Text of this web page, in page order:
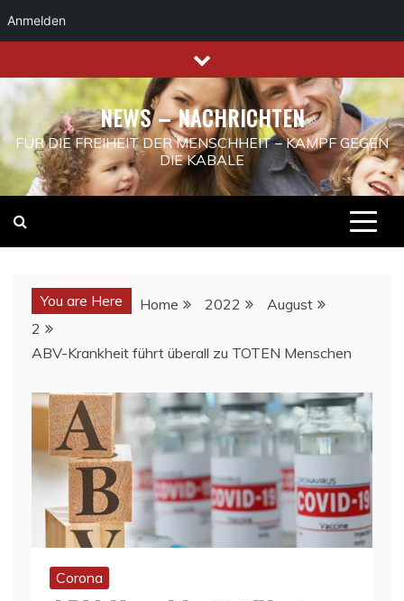
Anmelden
to
content
NEWS – NACHRICHTEN
FÜR DIE FREIHEIT DER MENSCHHEIT – KAMPF GEGEN
DIE KABALE
You are Here Home 2022
August
2
ABV-Krankheit führt überall zu TOTEN Menschen
Corona